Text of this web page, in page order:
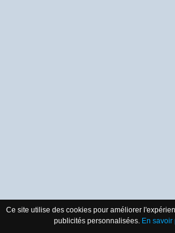
Ce site utilise des cookies pour améliorer
publicités personnalisées. En savoir